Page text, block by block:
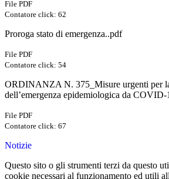
File PDF
Contatore click: 62
Proroga stato di emergenza..pdf
File PDF
Contatore click: 54
ORDINANZA N. 375_Misure urgenti per
dell’emergenza epidemiologica da
File PDF
Contatore click: 67
Notizie
Questo sito o gli strumenti terzi da questo
cookie necessari al funzionamento ed utili